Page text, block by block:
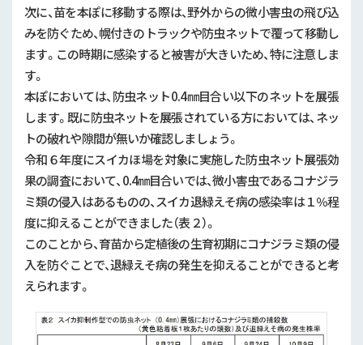
次に、苗を本ぽに移動する際は、野外からの微小害虫の飛び込
みを防ぐため、幌付きのトラックや防虫ネットで覆って移動し
ます。この時期に感染すると被害が大きいため、特に注意しま
す。
本ぽにおいては、防虫ネット0.4㎜目合い以下のネットを展張
します。既に防虫ネットを展張されている方においては、ネッ
トの破れや隙間が無いか確認しましょう。
令和６年度にスイカほ場を対象に実施した防虫ネット展張効
果の調査において、0.4㎜目合いでは、微小害虫であるコナジラ
ミ類の侵入はあるものの、スイカ退緑えそ病の感染率は１％程
度に抑えることができました（表２）。
このことから、育苗から定植後の生育初期にコナジラミ類の侵
入を防ぐことで、退緑えそ病の発生を抑えることができると考
えられます。